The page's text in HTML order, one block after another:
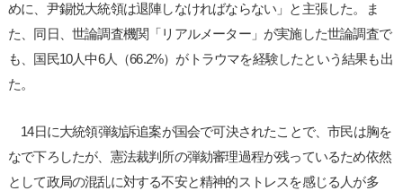
めに、尹錫悦大統領は退陣しなければならない」と主張した。ま
た、同日、世論調査機関「リアルメーター」が実施した世論調査で
も、国民10人中6人（66.2%）がトラウマを経験したという結果も出
た。
14日に大統領弾劾訴追案が国会で可決されたことで、市民は胸を
なで下ろしたが、憲法裁判所の弾劾審理過程が残っているため依然
として政局の混乱に対する不安と精神的ストレスを感じる人が多